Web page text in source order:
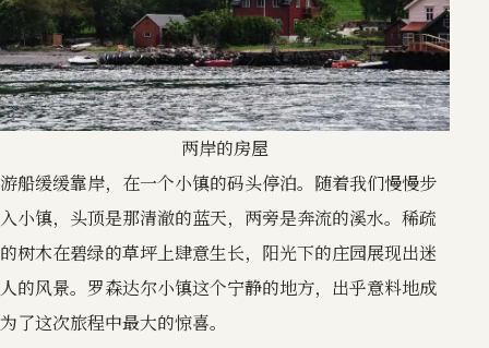
两岸的房屋
游船缓缓靠岸，在一个小镇的码头停泊。随着我们慢慢步
入小镇，头顶是那清澈的蓝天，两旁是奔流的溪水。稀疏
的树木在碧绿的草坪上肆意生长，阳光下的庄园展现出迷
人的风景。罗森达尔小镇这个宁静的地方，出乎意料地成
为了这次旅程中最大的惊喜。